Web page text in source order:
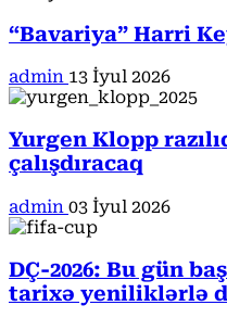
“Bavariya” Harri
admin 13 İyul 2026
Yurgen Klopp
çalışdıracaq
admin 03 İyul 2026
DÇ-2026: Bu gün
tarixə yeniliklərlə